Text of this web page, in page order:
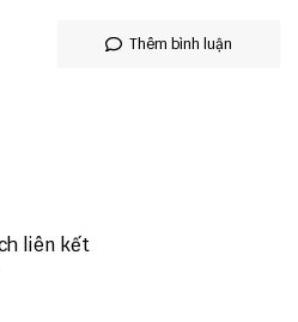
Thêm bình luận
liên kết